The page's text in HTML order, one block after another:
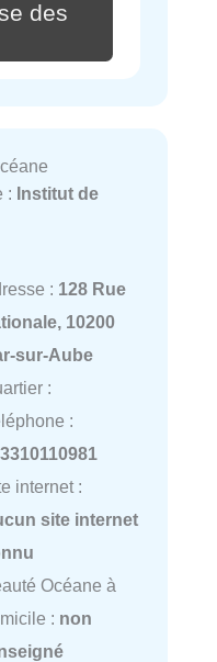
des
: Institut de
: 128 Rue
10200
sur-Aube
:
:
internet :
site internet
Océane à
: non